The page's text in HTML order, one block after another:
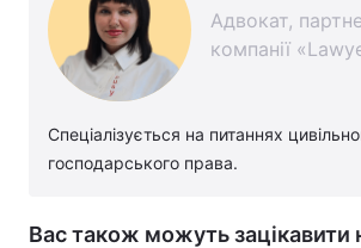
Адвокат,
компанії
Спеціалізується на питаннях
господарського права.
Вас також можуть зацікавити